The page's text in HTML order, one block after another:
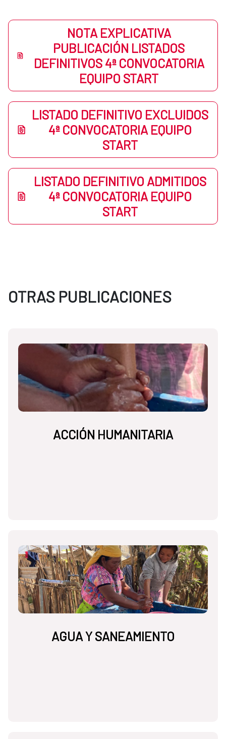
NOTA EXPLICATIVA
PUBLICACIÓN LISTADOS
DEFINITIVOS 4ª CONVOCATORIA
EQUIPO START
LISTADO DEFINITIVO EXCLUIDOS
4ª CONVOCATORIA EQUIPO
START
LISTADO DEFINITIVO ADMITIDOS
4ª CONVOCATORIA EQUIPO
START
OTRAS PUBLICACIONES
ACCIÓN HUMANITARIA
AGUA Y SANEAMIENTO